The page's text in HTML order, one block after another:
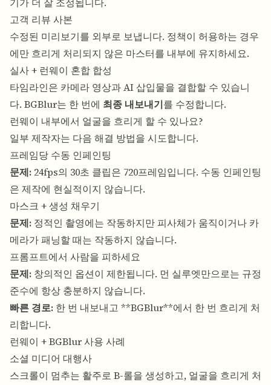
고객 리뷰 사본
수정된 미리보기를 외부로 보냅니다. 정책이 허용하는 경우
에만 흐리게 처리되지 않은 마스터를 내부에 유지하세요.
실사 + 런웨이 혼합 합성
타임라인은 카메라 영상과 AI 삽입물을 결합할 수 있습니
다. BGBlur는 한 번에 최종 내보내기를 수정합니다.
런웨이 내부에서 얼굴을 흐리게 할 수 있나요?
일부 제작자는 다음 해결 방법을 시도합니다.
프레임당 수동 인페인팅
문제: 24fps의 30초 클립은 720프레임입니다. 수동 인페인팅
은 제작에 현실적이지 않습니다.
마스크 + 생성 채우기
문제: 정적인 촬영에는 작동하지만 피사체가 움직이거나 카
메라가 패닝할 때는 작동하지 않습니다.
프롬프트에서 사람을 피하세요
문제: 창의적인 옵션이 제한됩니다. 먼 실루엣만으로는 규정
준수에 항상 충분하지 않습니다.
빠른 경로: 한 번 내보내고 **BGBlur**에서 한 번 흐리게 처
리합니다.
런웨이 + BGBlur 사용 사례
소셜 미디어 대행사
스크롤이 멈추는 활주로 B-롤을 생성하고, 얼굴을 흐리게 처